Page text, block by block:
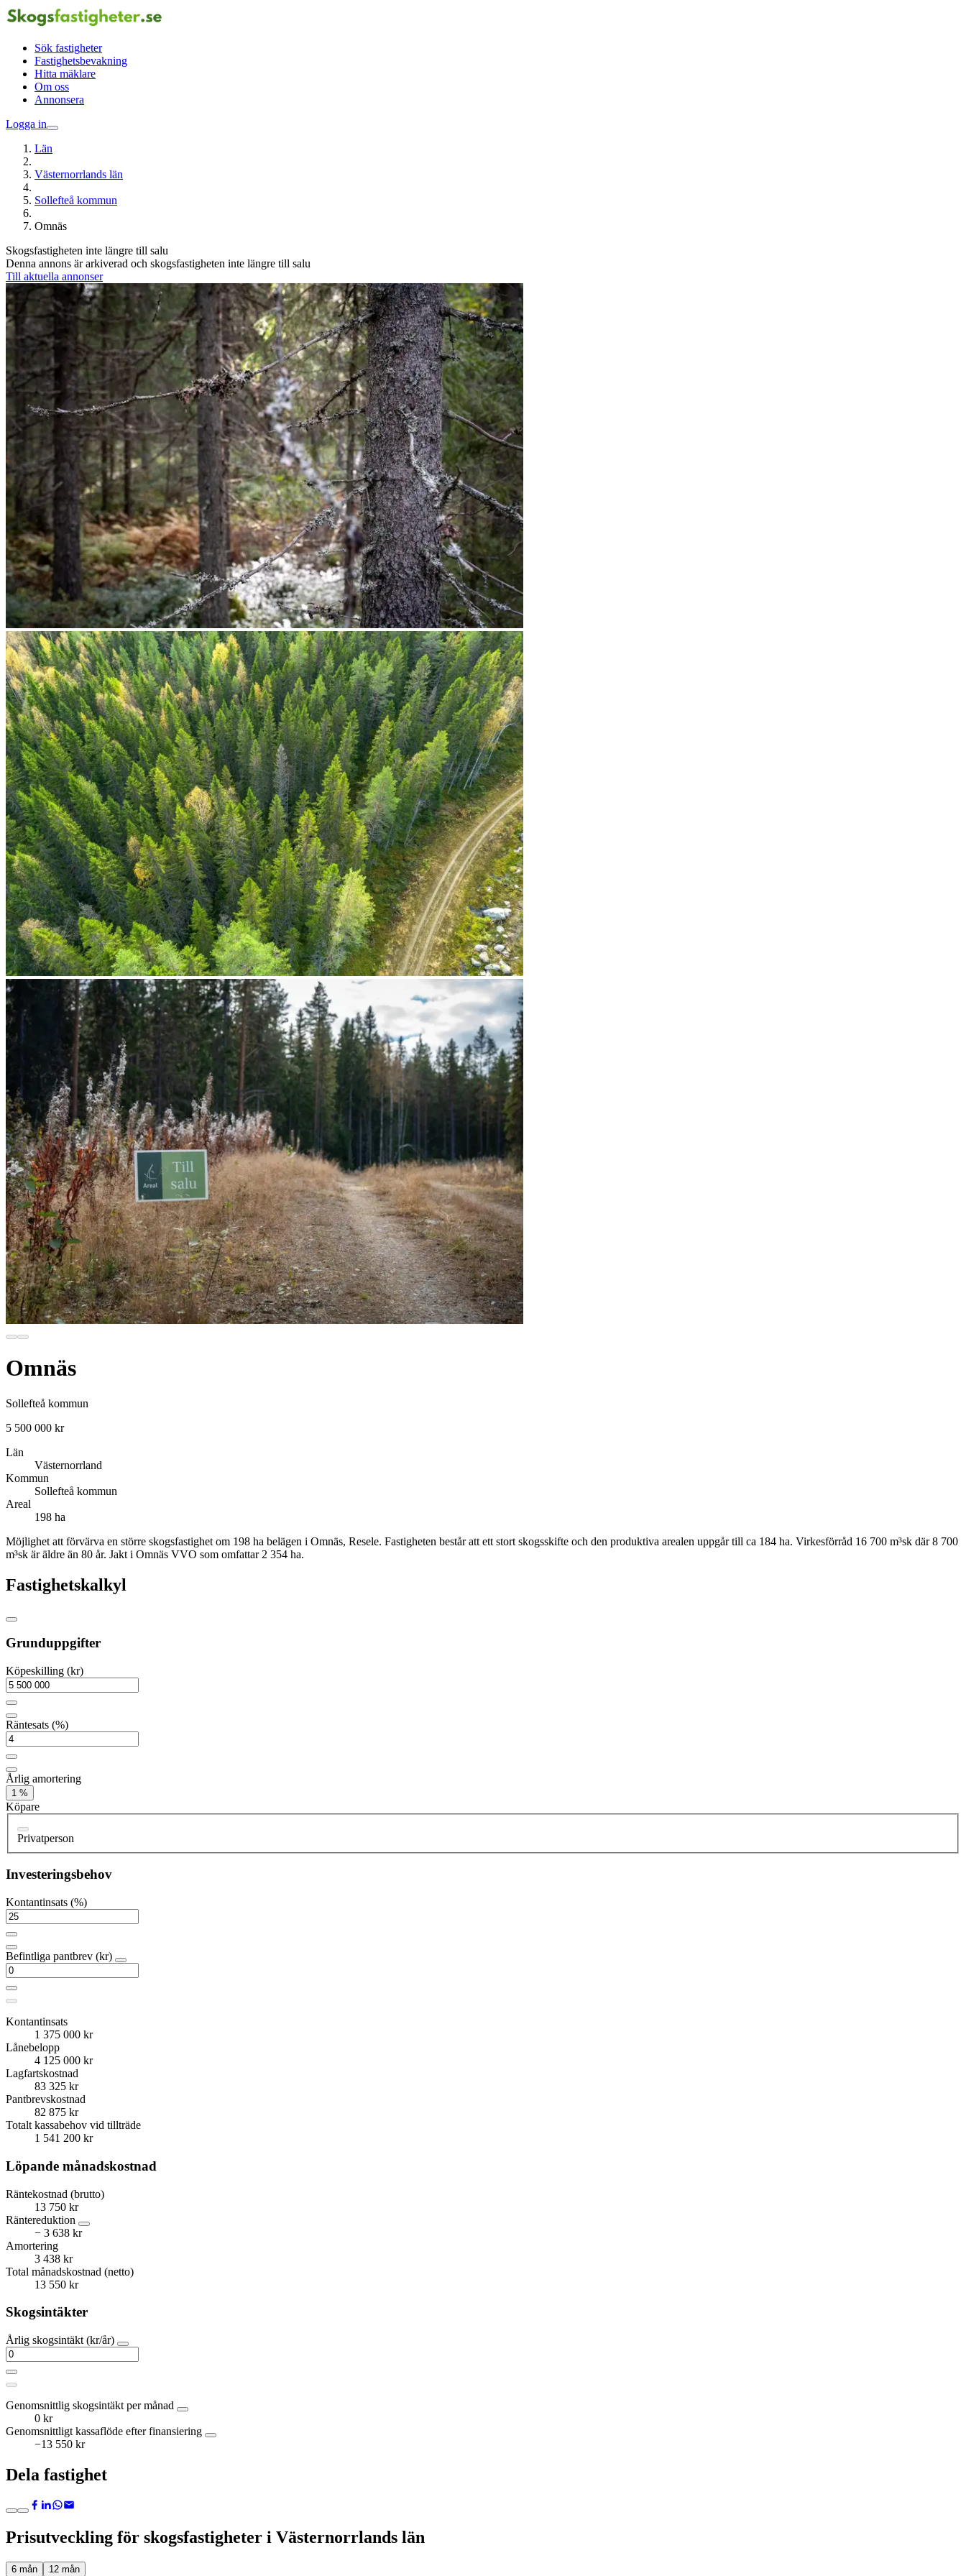
Sök fastigheter
Fastighetsbevakning
Hitta mäklare
Om oss
Annonsera
Logga in
Län
Västernorrlands län
Sollefteå kommun
Omnäs
Skogsfastigheten inte längre till salu
Denna annons är arkiverad och skogsfastigheten inte längre till salu
Till aktuella annonser
Omnäs
Sollefteå kommun
5 500 000 kr
Län
Västernorrland
Kommun
Sollefteå kommun
Areal
198 ha
Möjlighet att förvärva en större skogsfastighet om 198 ha belägen i Omnäs, Resele. Fastigheten består att ett stort skogsskifte och den produktiva arealen uppgår till ca 184 ha. Virkesförråd 16 700 m³sk där 8 700
m³sk är äldre än 80 år. Jakt i Omnäs VVO som omfattar 2 354 ha.
Fastighetskalkyl
Grunduppgifter
Köpeskilling (kr)
Räntesats (%)
Årlig amortering
1 %
Köpare
Privatperson
Investeringsbehov
Kontantinsats (%)
Befintliga pantbrev (kr)
Kontantinsats
1 375 000 kr
Lånebelopp
4 125 000 kr
Lagfartskostnad
83 325 kr
Pantbrevskostnad
82 875 kr
Totalt kassabehov vid tillträde
1 541 200 kr
Löpande månadskostnad
Räntekostnad (brutto)
13 750 kr
Räntereduktion
− 3 638 kr
Amortering
3 438 kr
Total månadskostnad (netto)
13 550 kr
Skogsintäkter
Årlig skogsintäkt (kr/år)
Genomsnittlig skogsintäkt per månad
0 kr
Genomsnittligt kassaflöde efter finansiering
−13 550 kr
Dela fastighet
Prisutveckling för skogsfastigheter i Västernorrlands län
6 mån 12 mån